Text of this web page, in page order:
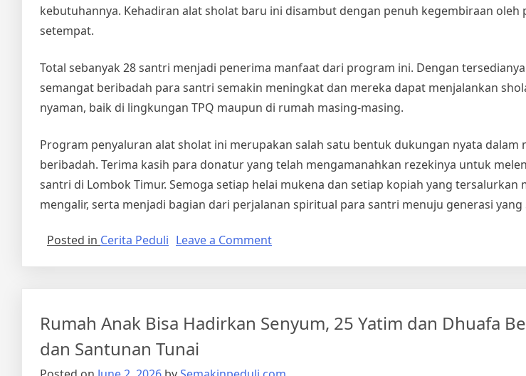
kebutuhannya. Kehadiran alat sholat baru ini disambut dengan penuh kegembiraan oleh
setempat.
Total sebanyak 28 santri menjadi penerima manfaat dari program ini. Dengan
semangat beribadah para santri semakin meningkat dan mereka dapat menjalankan
nyaman, baik di lingkungan TPQ maupun di rumah masing-masing.
Program penyaluran alat sholat ini merupakan salah satu bentuk dukungan nyata dalam
beribadah. Terima kasih para donatur yang telah mengamanahkan rezekinya untuk
santri di Lombok Timur. Semoga setiap helai mukena dan setiap kopiah yang tersalurkan
mengalir, serta menjadi bagian dari perjalanan spiritual para santri menuju generasi
Posted in Cerita Peduli Leave a Commenton
Anak
Rumah Anak Bisa Hadirkan Senyum, 25 Yatim dan Dhuafa
dan Santunan Tunai